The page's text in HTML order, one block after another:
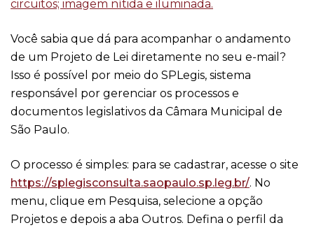
Você sabia que dá para acompanhar o andamento
de um Projeto de Lei diretamente no seu e-mail?
Isso é possível por meio do SPLegis, sistema
responsável por gerenciar os processos e
documentos legislativos da Câmara Municipal de
São Paulo.
O processo é simples: para se cadastrar, acesse o site
https://splegisconsulta.saopaulo.sp.leg.br/. No
menu, clique em Pesquisa, selecione a opção
Projetos e depois a aba Outros. Defina o perfil da